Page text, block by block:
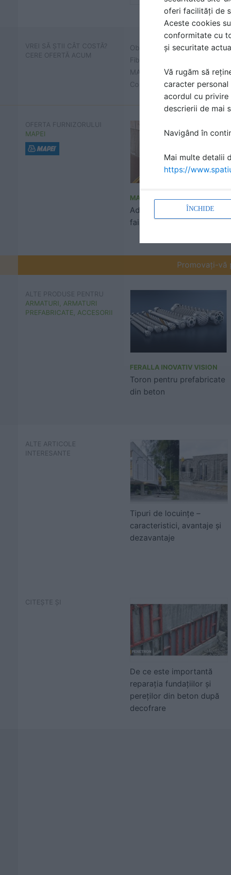
VREI SĂ ȘTII CÂT COSTĂ?
CERE OFERTĂ ACUM
Obține prețuri și află cât costă
Fibre din polipropilena
MAPEI
Contactează MAPEI și cere
OFERTA FURNIZORULUI
MAPEI
MAPEI
Adezivi pentru gresie,
faianta, piatra naturala
Promovați-vă
ALTE PRODUSE PENTRU
ARMATURI, ARMATURI
PREFABRICATE, ACCESORII
FERALLA INOVATIV VISION
Toron pentru prefabricate
din beton
ALTE ARTICOLE
INTERESANTE
Tipuri de locuințe –
caracteristici, avantaje și
dezavantaje
CITEȘTE ȘI
De ce este importantă
reparația fundațiilor și
pereților din beton după
decofrare
oferi facilități de
Aceste cookies
conformitate cu
și securitate
Vă rugăm să
caracter
acordul cu
descrierii de mai
Navigând în
Mai multe detalii
https://
ÎNCHIDE